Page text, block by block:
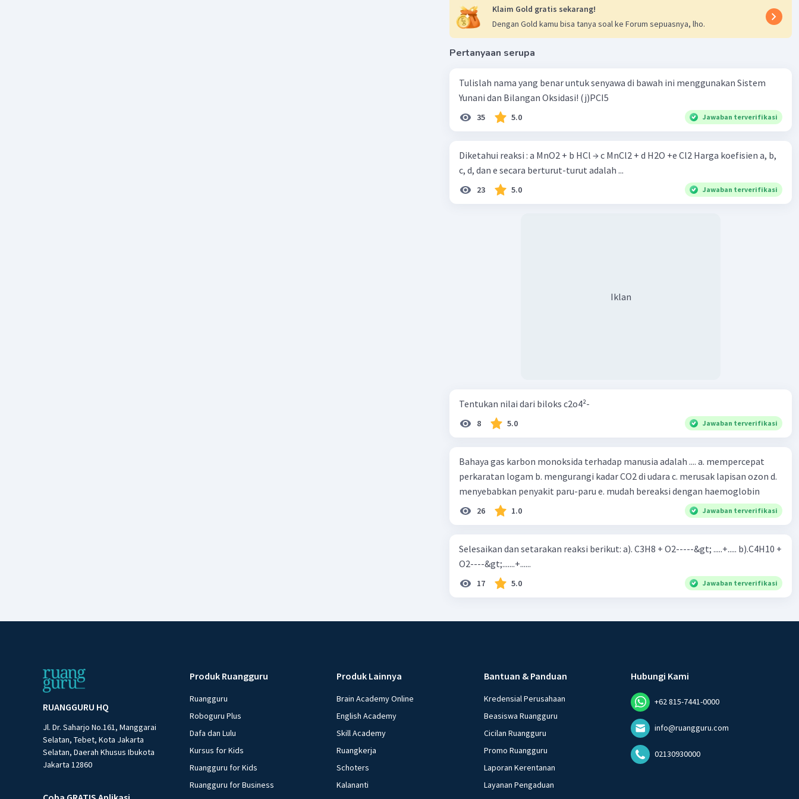
Iklan
Klaim Gold gratis sekarang!
Dengan Gold kamu bisa tanya soal ke Forum sepuasnya, lho.
Pertanyaan serupa
Tulislah nama yang benar untuk senyawa di bawah ini menggunakan Sistem
Yunani dan Bilangan Oksidasi! (j)PCI5
35 5.0 Jawaban terverifikasi
Diketahui reaksi : a MnO2 + b HCl → c MnCl2 + d H2O +e Cl2 Harga koefisien a, b,
c, d, dan e secara berturut-turut adalah ...
23 5.0 Jawaban terverifikasi
Iklan
Tentukan nilai dari biloks c2o4²-
8 5.0 Jawaban terverifikasi
Bahaya gas karbon monoksida terhadap manusia adalah .... a. mempercepat
perkaratan logam b. mengurangi kadar CO2 di udara c. merusak lapisan ozon d.
menyebabkan penyakit paru-paru e. mudah bereaksi dengan haemoglobin
26 1.0 Jawaban terverifikasi
Selesaikan dan setarakan reaksi berikut: a). C3H8 + O2-----&gt; .....+..... b).C4H10 +
O2----&gt;.......+......
17 5.0 Jawaban terverifikasi
RUANGGURU HQ
Jl. Dr. Saharjo No.161, Manggarai
Selatan, Tebet, Kota Jakarta
Selatan, Daerah Khusus Ibukota
Jakarta 12860
Produk Ruangguru
Ruangguru
Roboguru Plus
Dafa dan Lulu
Kursus for Kids
Ruangguru for Kids
Ruangguru for Business
Produk Lainnya
Brain Academy Online
English Academy
Skill Academy
Ruangkerja
Schoters
Kalananti
Bantuan & Panduan
Kredensial Perusahaan
Beasiswa Ruangguru
Cicilan Ruangguru
Promo Ruangguru
Laporan Kerentanan
Layanan Pengaduan
Hubungi Kami
+62 815-7441-0000
info@ruangguru.com
02130930000